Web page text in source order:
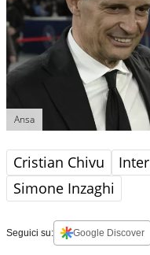
Ansa
Cristian Chivu Inter
Simone Inzaghi
Seguici su: Google Discover